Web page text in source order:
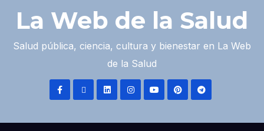
La Web de la Salud
Salud pública, ciencia, cultura y bienestar en La Web
de la Salud